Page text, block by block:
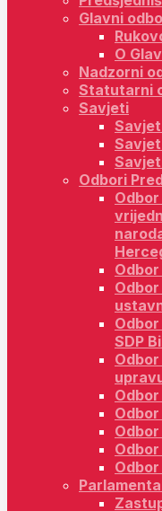
Glavni
O
Nadzorni
Statutarni
Savjeti
Savjet
Odbori
SDP